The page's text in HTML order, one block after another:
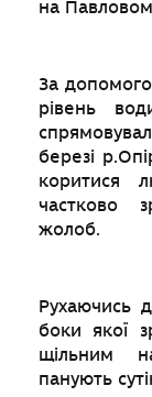
на
За
рівень
березі
коритися
частково
жолоб.
Рухаючись
боки якої
щільним
панують